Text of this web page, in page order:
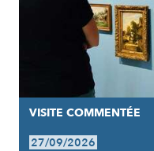
VISITE COMMENTÉE
27/09/2026